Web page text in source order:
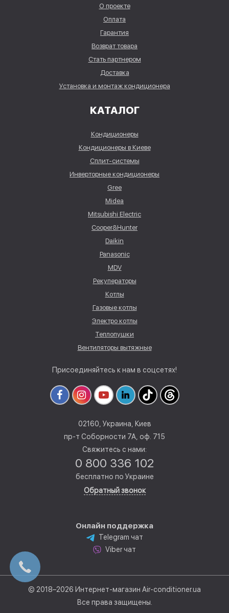
О проекте
Оплата
Гарантия
Возврат товара
Стать партнером
Доставка
Установка и монтаж кондиционера
КАТАЛОГ
Кондиционеры
Кондиционеры в Киеве
Сплит-системы
Инверторные кондиционеры
Gree
Midea
Mitsubishi Electric
Cooper&Hunter
Daikin
Panasonic
MDV
Рекуператоры
Котлы
Газовые котлы
Электро котлы
Теплопушки
Вентиляторы вытяжные
Присоединяйтесь к нам в соцсетях!
02160, Украина, Киев
пр-т Соборности 7А, оф. 715
Свяжитесь с нами:
0 800 336 102
бесплатно по Украине
Обратный звонок
Онлайн поддержка
Telegram чат
Viber чат
© 2018–2026 Интернет-магазин Air-conditioner.ua
Все права защищены.